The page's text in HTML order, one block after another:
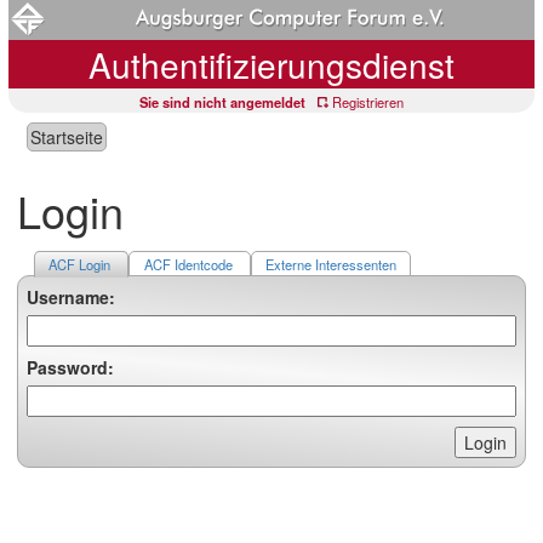
Authentifizierungsdienst
Sie sind nicht angemeldet Registrieren
Startseite
Login
ACF Login ACF Identcode Externe Interessenten
Username:
Password: